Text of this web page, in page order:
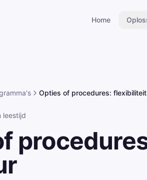
Home
Opties of procedures:
leestijd